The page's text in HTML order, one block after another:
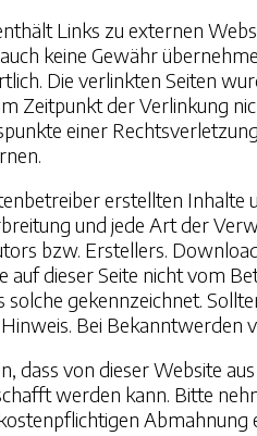
Links zu externen
keine Gewähr
Die verlinkten Seiten
Zeitpunkt der Verlinkung
einer
erstellten
und jede Art der
bzw. Erstellers.
auf dieser Seite nicht vom
solche gekennzeichnet.
Bei
dass von dieser Website
werden kann. Bitte